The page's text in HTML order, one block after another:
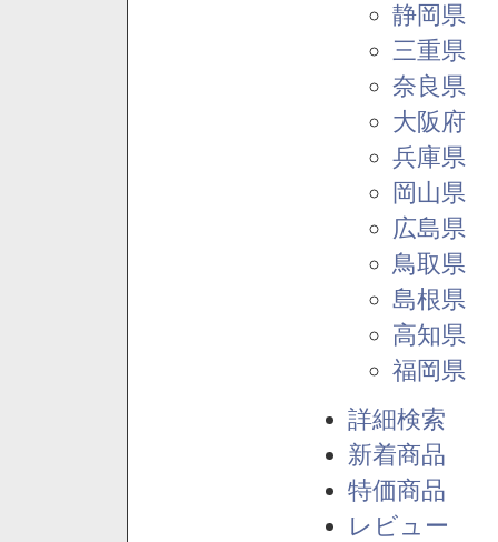
静岡県
三重県
奈良県
大阪府
兵庫県
岡山県
広島県
鳥取県
島根県
高知県
福岡県
詳細検索
新着商品
特価商品
レビュー